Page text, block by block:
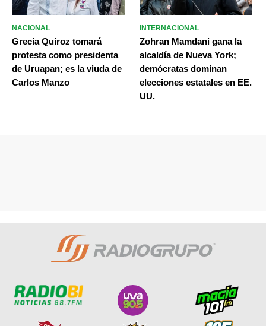
NACIONAL
Grecia Quiroz tomará
protesta como presidenta
de Uruapan; es la viuda de
Carlos Manzo
INTERNACIONAL
Zohran Mamdani gana la
alcaldía de Nueva York;
demócratas dominan
elecciones estatales en EE.
UU.